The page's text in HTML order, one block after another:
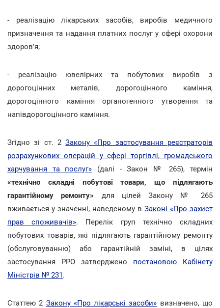
- реалізацію лікарських засобів, виробів медичного
призначення та надання платних послуг у сфері охорони
здоров'я;
- реалізацію ювелірних та побутових виробів з
дорогоцінних металів, дорогоцінного каміння,
дорогоцінного каміння органогенного утворення та
напівдорогоцінного каміння.
Згідно зі ст. 2Закону «Про застосування реєстраторів
розрахункових операцій у сфері торгівлі, громадського
харчування та послуг» (далі - Закон № 265), термін
«технічно складні побутові товари, що підлягають
гарантійному ремонту» для цілей Закону № 265
вживається у значенні, наведеному в Законі «Про захист
прав споживачів». Перелік груп технічно складних
побутових товарів, які підлягають гарантійному ремонту
(обслуговуванню) або гарантійній заміні, в цілях
застосування РРО затверджено постановою Кабінету
Міністрів № 231.
Cтаттею 2 Закону «Про лікарські засоби» визначено, що